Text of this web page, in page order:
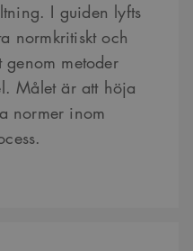
I guiden lyfts
normkritiskt och
genom metoder
Målet är att höja
normer inom